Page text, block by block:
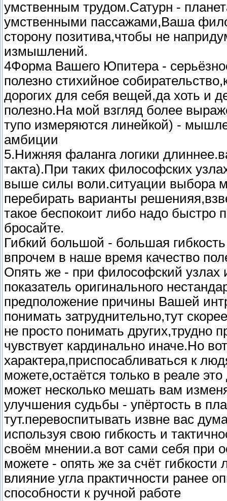
умственным трудом.Сатурн -
умственными пассажами,Ваша
сторону позитива,чтобы не
измышлений.
4Форма Вашего Юпитера -
полезно стихийное
дорогих для себя вещей,да хоть и
полезно.На мой взгляд более
тупо измеряются линейкой) -
амбиции
5.Нижняя фаланга логики
такта).При таких философских
выше силы воли.ситуации выбора
перебирать варианты
такое беспокоит либо надо быстро
бросайте.
Гибкий большой - большая
впрочем в наше время качество
Опять же - при философский узлах
показатель оригинального
предположение причины Вашей
понимать затруднительно,тут
не просто понимать других,трудно
чувствует кардинально иначе.Но
характера,приспосабливаться к
можете,остаётся только в реале
может несколько мешать вам
улучшения судьбы - упёртость в
тут.перевоспитывать извне вас
используя свою гибкость и
своём мнении.а вот сами себя при
можете - опять же за счёт гибкости
влияние угла практичности ранее
способности к ручной работе